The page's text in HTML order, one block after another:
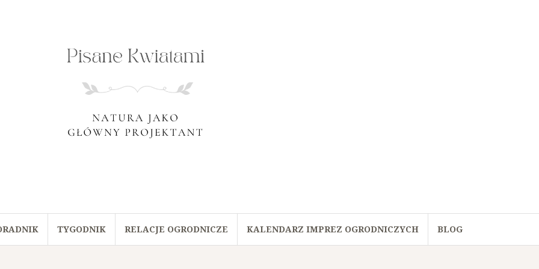
TYGODNIK RELACJE OGRODNICZE KALENDARZ IMPREZ OGRODNICZYCH BLOG